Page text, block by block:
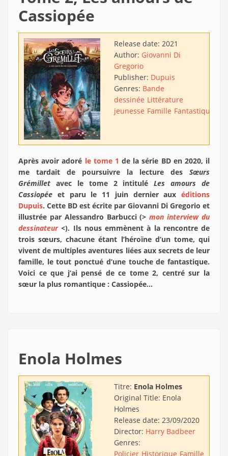
Cassiopée
Release date: 2021
Author: Giovanni Di
Gregorio
Publisher: Dupuis
Genres: Bande
dessinée Littérature
jeunesse Famille Fantastique
Après avoir adoré le tome 1 de la série BD en 2020, il
me tardait de poursuivre la lecture des Sœurs
Grémillet avec le tome 2 intituléLes amours de
Cassiopée et paru le 11 juin dernier aux éditions
Dupuis. Cette BD est écrite par Giovanni Di Gregorio et
illustrée par Alessandro Barbucci (>mon interview du
dessinateur <). Ils nous emmènent à la rencontre de
trois sœurs, chacune étant l’héroïne d’un tome, qui
vivent de multiples aventures liées aux secrets de leur
famille, le tout ponctué d’une touche de fantastique.
Voici ce que j’ai pensé de ce tome 2, centré sur la
sœur la plus romantique : Cassiopée…
Enola Holmes
Titre: Enola Holmes
Original Title: Enola
Holmes
Release date: 23/09/2020
Director: Harry Badbeer
Genres:
Policier Historique Famille